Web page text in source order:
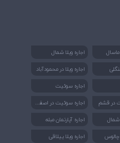
ماسال
اجاره ویلا شمال
اجاره ویلا در محمودآباد
اجاره سوئیت
در قشم اجا
ره سوئیت در اصفهان
شمال
اجاره آپارتمان مبله
چالوس
اجاره ویلا ییلاقی